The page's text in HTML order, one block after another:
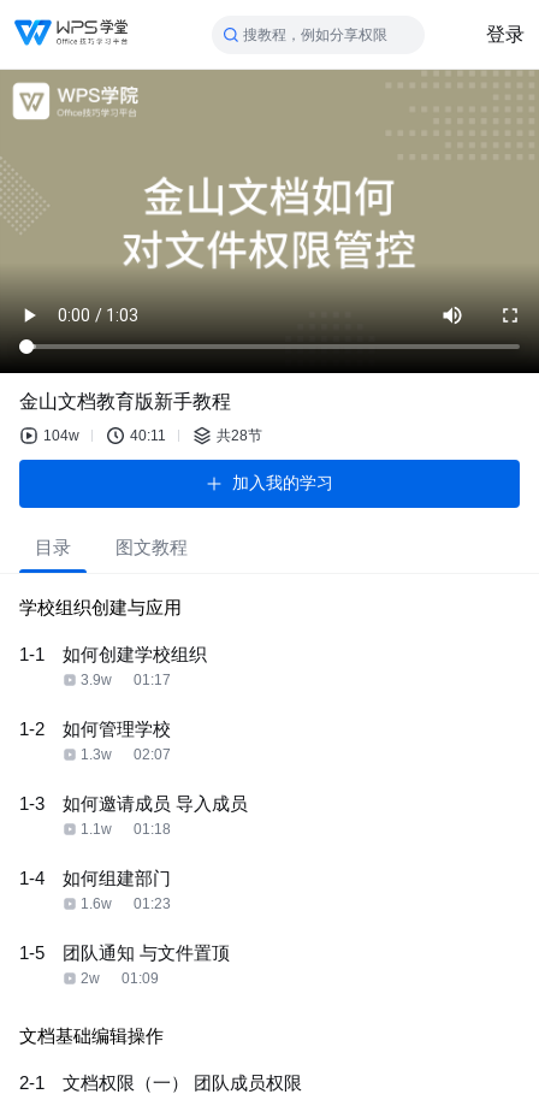
搜教程，例如分享权限 登录
金山文档教育版新手教程
104w 40:11 共28节
加入我的学习
目录 图文教程
学校组织创建与应用
1-1 如何创建学校组织
3.9w 01:17
1-2 如何管理学校
1.3w 02:07
1-3 如何邀请成员 导入成员
1.1w 01:18
1-4 如何组建部门
1.6w 01:23
1-5 团队通知 与文件置顶
2w 01:09
文档基础编辑操作
2-1 文档权限（一） 团队成员权限